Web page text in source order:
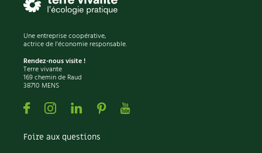
Une entreprise coopérative,
actrice de l'économie responsable.
Rendez-nous visite !
Terre vivante
169 chemin de Raud
38710 MENS
FacebookInstagramLinkedin
PinterestYoutube
Foire aux questions